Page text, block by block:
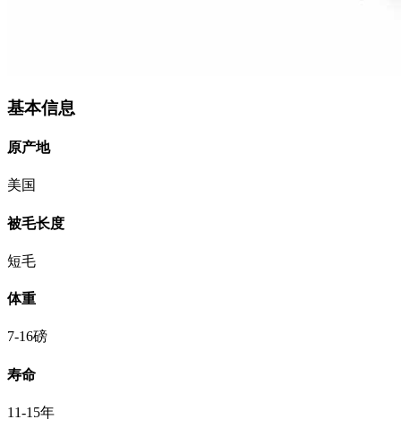
基本信息
原产地
美国
被毛长度
短毛
体重
7-16磅
寿命
11-15年